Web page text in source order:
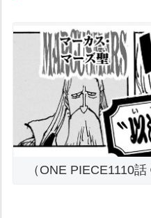
（ONE PIECE1110